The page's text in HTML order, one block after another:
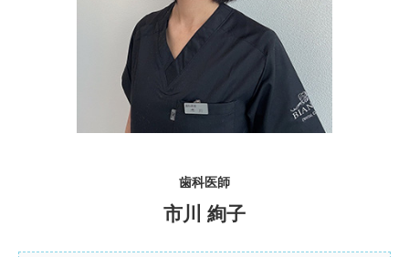
歯科医師
市川 絢子